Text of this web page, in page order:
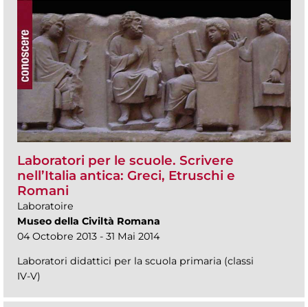
Laboratori per le scuole. Scrivere
nell’Italia antica: Greci, Etruschi e
Romani
Laboratoire
Museo della Civiltà Romana
04 Octobre 2013 - 31 Mai 2014
Laboratori didattici per la scuola primaria (classi
IV-V)